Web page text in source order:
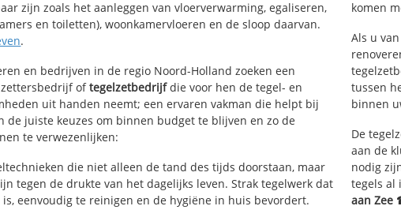
zijn zoals het aanleggen van vloerverwarming, egaliseren,
en toiletten), woonkamervloeren en de sloop daarvan.
.
en bedrijven in de regio Noord-Holland zoeken een
oftegelzetbedrijfdie voor hen de tegel- en
uit handen neemt; een ervaren vakman die helpt bij
de juiste keuzes om binnen budget te blijven en zo de
te verwezenlijken:
die niet alleen de tand des tijds doorstaan, maar
tegen de drukte van het dagelijks leven. Strak tegelwerk dat
eenvoudig te reinigen en de hygiëne in huis bevordert.
komen
Als u
tussen
binnen
De
aan de
nodig
tegels al
aan Zee